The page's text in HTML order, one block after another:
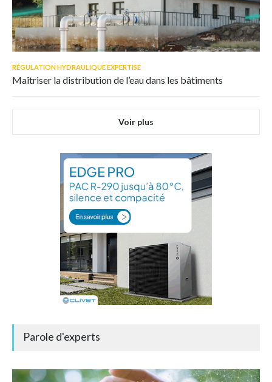
RÉGULATION HYDRAULIQUE EXPERTISE
Maîtriser la distribution de l’eau dans les bâtiments
Voir plus
Parole d'experts